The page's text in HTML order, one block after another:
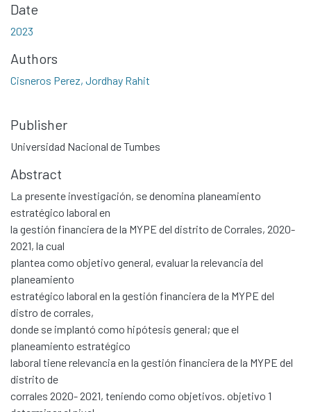
Date
2023
Authors
Cisneros Perez, Jordhay Rahit
Publisher
Universidad Nacional de Tumbes
Abstract
La presente investigación, se denomina planeamiento
estratégico laboral en
la gestión financiera de la MYPE del distrito de Corrales, 2020-
2021, la cual
plantea como objetivo general, evaluar la relevancia del
planeamiento
estratégico laboral en la gestión financiera de la MYPE del
distro de corrales,
donde se implantó como hipótesis general; que el
planeamiento estratégico
laboral tiene relevancia en la gestión financiera de la MYPE del
distrito de
corrales 2020- 2021, teniendo como objetivos. objetivo 1